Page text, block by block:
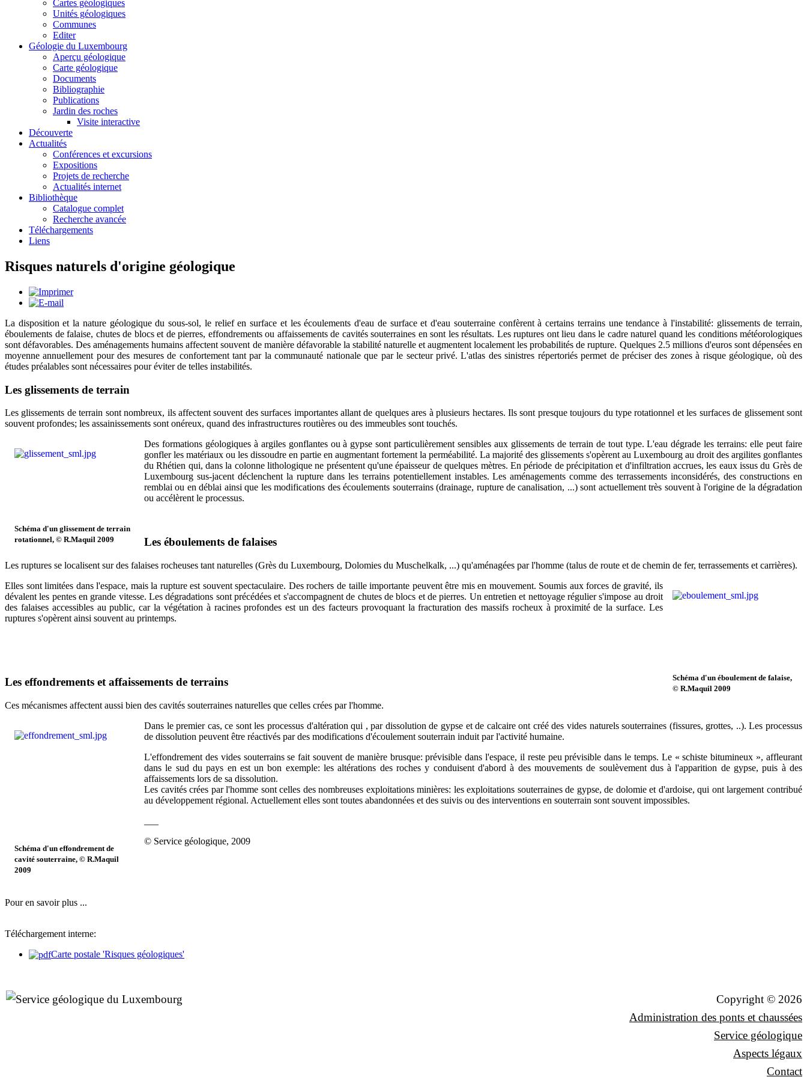
Cartes géologiques
Unités géologiques
Communes
Editer
Géologie du Luxembourg
Aperçu géologique
Carte géologique
Documents
Bibliographie
Publications
Jardin des roches
Visite interactive
Découverte
Actualités
Conférences et excursions
Expositions
Projets de recherche
Actualités internet
Bibliothèque
Catalogue complet
Recherche avancée
Téléchargements
Liens
Risques naturels d'origine géologique
La disposition et la nature géologique du sous-sol, le relief en surface et les écoulements d'eau de surface et d'eau souterraine confèrent à certains terrains une tendance à l'instabilité: glissements de terrain,
éboulements de falaise, chutes de blocs et de pierres, effondrements ou affaissements de cavités souterraines en sont les résultats. Les ruptures ont lieu dans le cadre naturel quand les conditions météorologiques
sont défavorables. Des aménagements humains affectent souvent de manière défavorable la stabilité naturelle et augmentent localement les probabilités de rupture. Quelques 2.5 millions d'euros sont dépensées en
moyenne annuellement pour des mesures de confortement tant par la communauté nationale que par le secteur privé. L'atlas des sinistres répertoriés permet de préciser des zones à risque géologique, où des
études préalables sont nécessaires pour éviter de telles instabilités.
Les glissements de terrain
Les glissements de terrain sont nombreux, ils affectent souvent des surfaces importantes allant de quelques ares à plusieurs hectares. Ils sont presque toujours du type rotationnel et les surfaces de glissement sont
souvent profondes; les assainissements sont onéreux, quand des infrastructures routières ou des immeubles sont touchés.
Schéma d'un glissement de terrain
rotationnel, © R.Maquil 2009
Des formations géologiques à argiles gonflantes ou à gypse sont particulièrement sensibles aux glissements de terrain de tout type. L'eau dégrade les terrains: elle peut faire
gonfler les matériaux ou les dissoudre en partie en augmentant fortement la perméabilité. La majorité des glissements s'opèrent au Luxembourg au droit des argilites gonflantes
du Rhétien qui, dans la colonne lithologique ne présentent qu'une épaisseur de quelques mètres. En période de précipitation et d'infiltration accrues, les eaux issus du Grès de
Luxembourg sus-jacent déclenchent la rupture dans les terrains potentiellement instables. Les aménagements comme des terrassements inconsidérés, des constructions en
remblai ou en déblai ainsi que les modifications des écoulements souterrains (drainage, rupture de canalisation, ...) sont actuellement très souvent à l'origine de la dégradation
ou accélèrent le processus.
Les éboulements de falaises
Les ruptures se localisent sur des falaises rocheuses tant naturelles (Grès du Luxembourg, Dolomies du Muschelkalk, ...) qu'aménagées par l'homme (talus de route et de chemin de fer, terrassements et carrières).
Schéma d'un éboulement de falaise,
© R.Maquil 2009
Elles sont limitées dans l'espace, mais la rupture est souvent spectaculaire. Des rochers de taille importante peuvent être mis en mouvement. Soumis aux forces de gravité, ils
dévalent les pentes en grande vitesse. Les dégradations sont précédées et s'accompagnent de chutes de blocs et de pierres. Un entretien et nettoyage régulier s'impose au droit
des falaises accessibles au public, car la végétation à racines profondes est un des facteurs provoquant la fracturation des massifs rocheux à proximité de la surface. Les
ruptures s'opèrent ainsi souvent au printemps.
Les effondrements et affaissements de terrains
Ces mécanismes affectent aussi bien des cavités souterraines naturelles que celles crées par l'homme.
Schéma d'un effondrement de
cavité souterraine, © R.Maquil
2009
Dans le premier cas, ce sont les processus d'altération qui , par dissolution de gypse et de calcaire ont créé des vides naturels souterraines (fissures, grottes, ..). Les processus
de dissolution peuvent être réactivés par des modifications d'écoulement souterrain induit par l'activité humaine.
L'effondrement des vides souterrains se fait souvent de manière brusque: prévisible dans l'espace, il reste peu prévisible dans le temps. Le « schiste bitumineux », affleurant
dans le sud du pays en est un bon exemple: les altérations des roches y conduisent d'abord à des mouvements de soulèvement dus à l'apparition de gypse, puis à des
affaissements lors de sa dissolution.
Les cavités crées par l'homme sont celles des nombreuses exploitations minières: les exploitations souterraines de gypse, de dolomie et d'ardoise, qui ont largement contribué
au développement régional. Actuellement elles sont toutes abandonnées et des suivis ou des interventions en souterrain sont souvent impossibles.
© Service géologique, 2009
Pour en savoir plus ...
Téléchargement interne:
Carte postale 'Risques géologiques'
Copyright © 2026
Administration des ponts et chaussées
Service géologique
Aspects légaux
Contact